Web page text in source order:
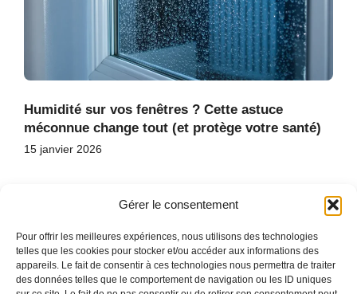
Gérer le consentement
Pour offrir les meilleures expériences, nous utilisons des technologies
telles que les cookies pour stocker et/ou accéder aux informations des
appareils. Le fait de consentir à ces technologies nous permettra de traiter
des données telles que le comportement de navigation ou les ID uniques
Humidité sur vos fenêtres ? Cette astuce
méconnue change tout (et protège votre santé)
15 janvier 2026
ACCUEIL